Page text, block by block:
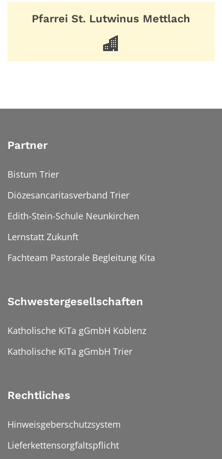
Pfarrei St. Lutwinus Mettlach
Partner
Bistum Trier
Diözesancaritasverband Trier
Edith-Stein-Schule Neunkirchen
Lernstatt Zukunft
Fachteam Pastorale Begleitung Kita
Schwestergesellschaften
Katholische KiTa gGmbH Koblenz
Katholische KiTa gGmbH Trier
Rechtliches
Hinweisgeberschutzsystem
Lieferkettensorgfaltspflicht